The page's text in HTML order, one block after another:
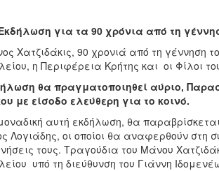
για τα 90 χρόνια από τη
Χατζιδάκις, 90 χρονιά από τη γέννηση
η Περιφέρεια Κρήτης και οι Φίλοι
θα πραγματοποιηθεί αύριο,
με είσοδο ελεύθερη για το κοινό.
αυτή εκδήλωση, θα
Λογιάδης, οι οποίοι θα αναφερθούν στη
τους. Τραγούδια του Μάνου
υπό τη διεύθυνση του Γιάννη